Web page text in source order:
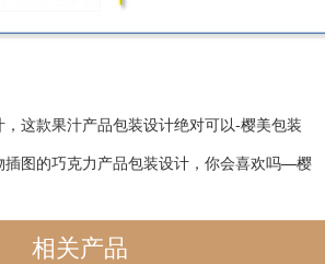
这款果汁产品包装设计绝对可以-樱美包装
插图的巧克力产品包装设计，你会喜欢吗—樱
相关产品